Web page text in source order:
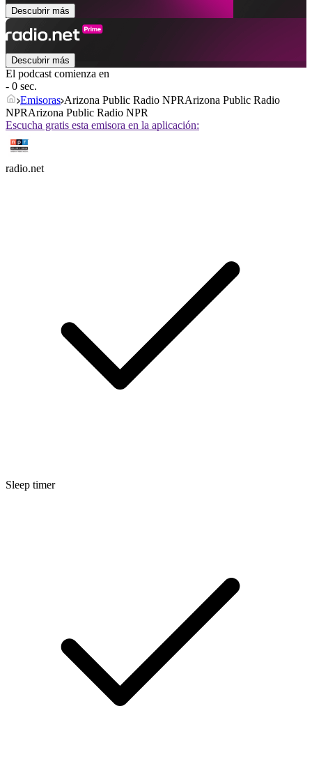
Descubrir más
Descubrir más
El podcast comienza en
- 0 sec.
Emisoras Arizona Public Radio NPRArizona Public Radio
NPRArizona Public Radio NPR
Escucha gratis esta emisora en la aplicación:
radio.net
Sleep timer